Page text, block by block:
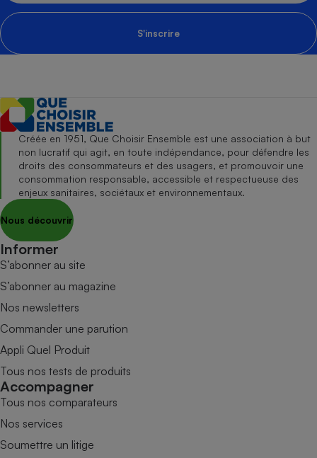
S'inscrire
Créée en 1951, Que Choisir Ensemble est une association à but
non lucratif qui agit, en toute indépendance, pour défendre les
droits des consommateurs et des usagers, et promouvoir une
consommation responsable, accessible et respectueuse des
enjeux sanitaires, sociétaux et environnementaux.
Nous découvrir
Informer
S’abonner au site
S’abonner au magazine
Nos newsletters
Commander une parution
Appli Quel Produit
Tous nos tests de produits
Accompagner
Tous nos comparateurs
Nos services
Soumettre un litige